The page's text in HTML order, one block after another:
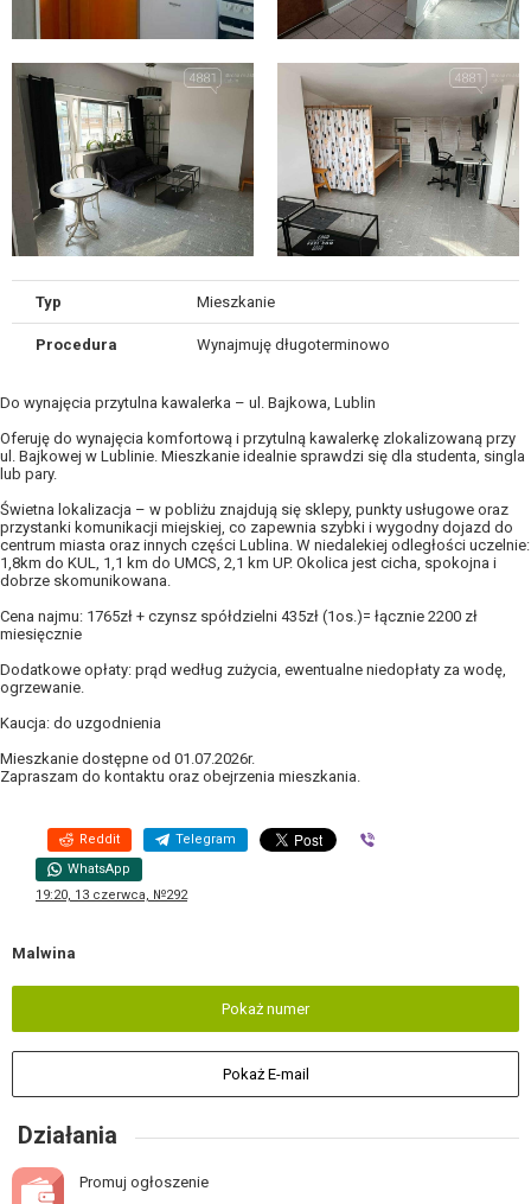
Typ Mieszkanie
Procedura Wynajmuję długoterminowo
Do wynajęcia przytulna kawalerka – ul. Bajkowa, Lublin
Oferuję do wynajęcia komfortową i przytulną kawalerkę zlokalizowaną przy
ul. Bajkowej w Lublinie. Mieszkanie idealnie sprawdzi się dla studenta, singla
lub pary.
Świetna lokalizacja – w pobliżu znajdują się sklepy, punkty usługowe oraz
przystanki komunikacji miejskiej, co zapewnia szybki i wygodny dojazd do
centrum miasta oraz innych części Lublina. W niedalekiej odległości uczelnie:
1,8km do KUL, 1,1 km do UMCS, 2,1 km UP. Okolica jest cicha, spokojna i
dobrze skomunikowana.
Cena najmu: 1765zł + czynsz spółdzielni 435zł (1os.)= łącznie 2200 zł
miesięcznie
Dodatkowe opłaty: prąd według zużycia, ewentualne niedopłaty za wodę,
ogrzewanie.
Kaucja: do uzgodnienia
Mieszkanie dostępne od 01.07.2026r.
Zapraszam do kontaktu oraz obejrzenia mieszkania.
Reddit Telegram
WhatsApp
19:20, 13 czerwca, №292
Malwina
Pokaż numer
Pokaż E-mail
Działania
Promuj ogłoszenie